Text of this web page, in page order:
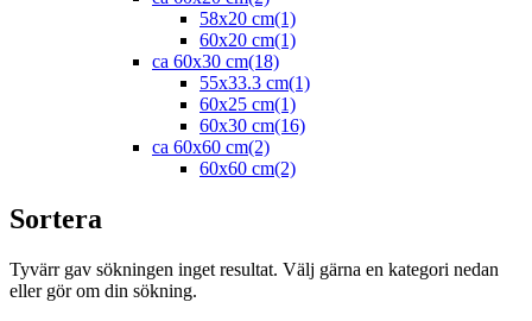
58x20 cm(1)
60x20 cm(1)
ca 60x30 cm(18)
55x33.3 cm(1)
60x25 cm(1)
60x30 cm(16)
ca 60x60 cm(2)
60x60 cm(2)
Sortera
Tyvärr gav sökningen inget resultat. Välj gärna en kategori nedan
eller gör om din sökning.